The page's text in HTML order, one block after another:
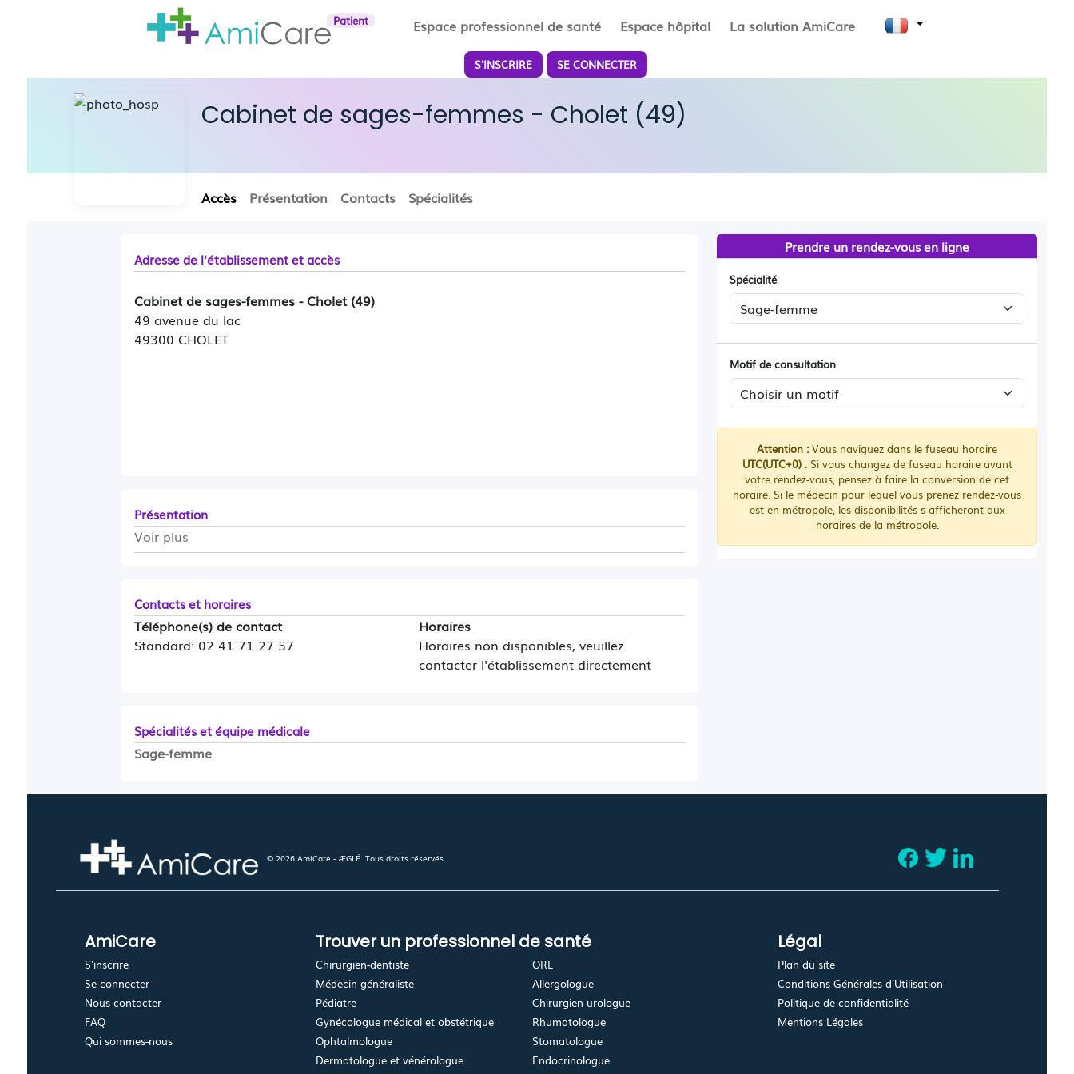
Patient Espace professionnel de santé Espace hôpital La solution AmiCare
S'INSCRIRE SE CONNECTER
Cabinet de sages-femmes - Cholet (49)
Accès Présentation Contacts Spécialités
Adresse de l'établissement et accès
Cabinet de sages-femmes - Cholet (49)
49 avenue du lac
49300 CHOLET
Présentation
Voir plus
Contacts et horaires
Téléphone(s) de contact
Standard: 02 41 71 27 57
Horaires
Horaires non disponibles, veuillez
contacter l'établissement directement
Spécialités et équipe médicale
Sage-femme
Prendre un rendez-vous en ligne
Spécialité
Motif de consultation
Attention : Vous naviguez dans le fuseau horaire
UTC(UTC+0). Si vous changez de fuseau horaire avant
votre rendez-vous, pensez à faire la conversion de cet
horaire. Si le médecin pour lequel vous prenez rendez-vous
est en métropole, les disponibilités s afficheront aux
horaires de la métropole.
© 2026 AmiCare - ÆGLÉ. Tous droits réservés.
AmiCare
S'inscrire
Se connecter
Nous contacter
FAQ
Qui sommes-nous
Trouver un professionnel de santé
Chirurgien-dentiste
Médecin généraliste
Pédiatre
Gynécologue médical et obstétrique
Ophtalmologue
Dermatologue et vénérologue
ORL
Allergologue
Chirurgien urologue
Rhumatologue
Stomatologue
Endocrinologue
Légal
Plan du site
Conditions Générales d'Utilisation
Politique de confidentialité
Mentions Légales